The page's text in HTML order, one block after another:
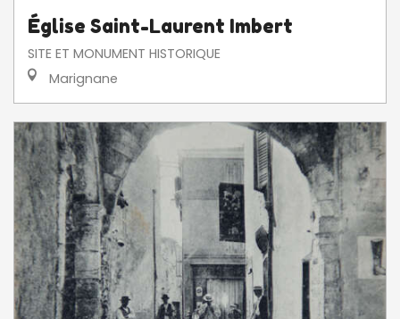
Église Saint-Laurent Imbert
SITE ET MONUMENT HISTORIQUE
Marignane